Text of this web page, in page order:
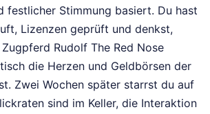
festlicher Stimmung basiert. Du hast
Lizenzen geprüft und denkst,
Rudolf The Red Nose
die Herzen und Geldbörsen der
Zwei Wochen später starrst du auf
sind im Keller, die Interaktion